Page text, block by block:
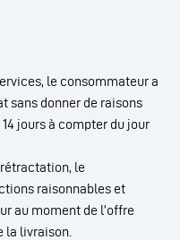
le consommateur a
sans donner de raisons
jours à compter du jour
le
raisonnables et
au moment de l’offre
la livraison.